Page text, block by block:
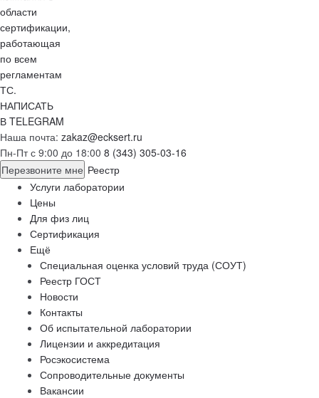
НАПИСАТЬ
В TELEGRAM
Наша почта: zakaz@ecksert.ru
Пн-Пт с 9:00 до 18:00 8 (343) 305-03-16
Перезвоните мне Реестр
Услуги лаборатории
Цены
Для физ лиц
Сертификация
Ещё
Специальная оценка условий труда (СОУТ)
Реестр ГОСТ
Новости
Контакты
Об испытательной лаборатории
Лицензии и аккредитация
Росэкосистема
Сопроводительные документы
Вакансии